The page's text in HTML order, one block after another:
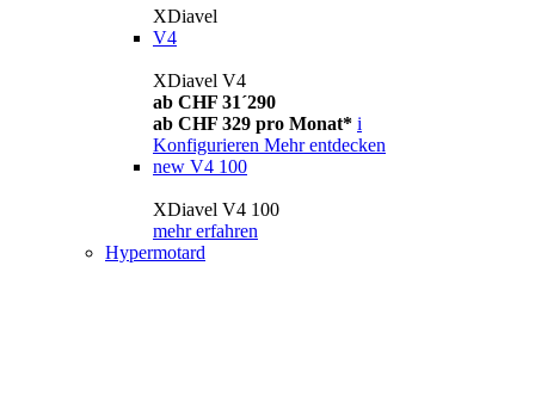
XDiavel
V4
XDiavel V4
ab CHF 31´290
ab CHF 329 pro Monat* i
Konfigurieren Mehr entdecken
new V4 100
XDiavel V4 100
mehr erfahren
Hypermotard